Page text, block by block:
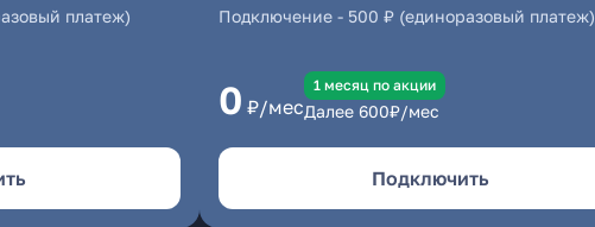
платеж) Подключение- 500 ₽ (единоразовый платеж)
0 ₽/мес
1 месяц по акции
Далее 600₽/мес
Подключить